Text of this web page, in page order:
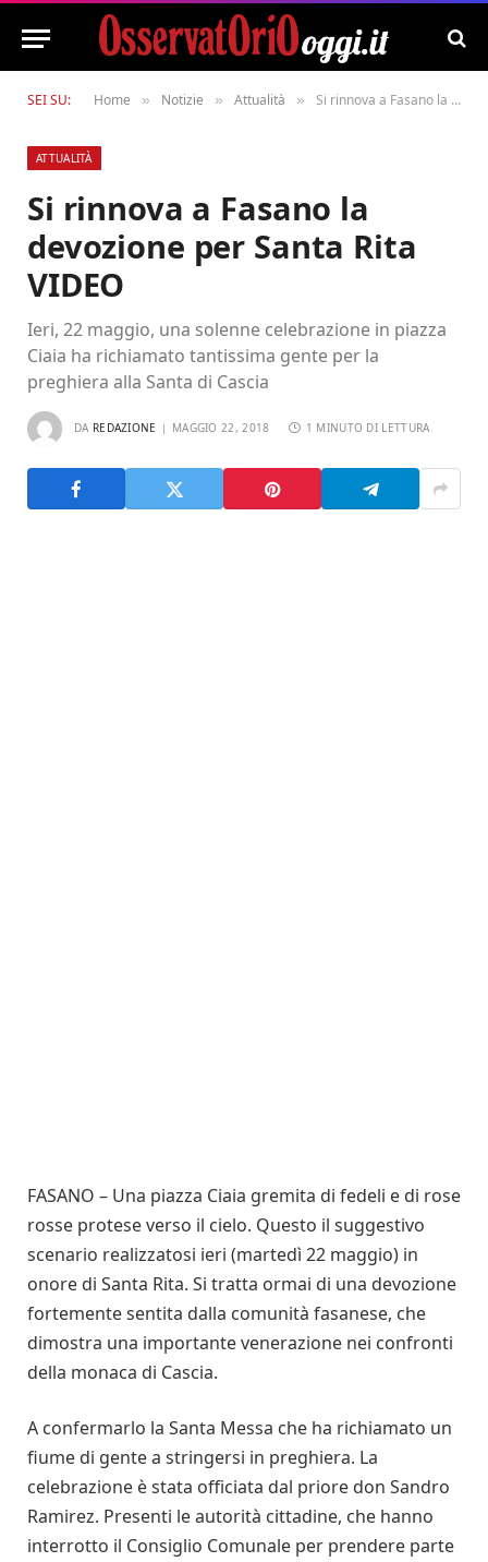
SEI SU: Home » Notizie » Attualità » Si rinnova a Fasano la devozione per Santa Rita VIDEO
ATTUALITÀ
Si rinnova a Fasano la
devozione per Santa Rita
VIDEO
Ieri, 22 maggio, una solenne celebrazione in piazza
Ciaia ha richiamato tantissima gente per la
preghiera alla Santa di Cascia
DA REDAZIONE MAGGIO 22, 2018 1 MINUTO DI LETTURA
FASANO – Una piazza Ciaia gremita di fedeli e di rose
rosse protese verso il cielo. Questo il suggestivo
scenario realizzatosi ieri (martedì 22 maggio) in
onore di Santa Rita. Si tratta ormai di una devozione
fortemente sentita dalla comunità fasanese, che
dimostra una importante venerazione nei confronti
della monaca di Cascia.
A confermarlo la Santa Messa che ha richiamato un
fiume di gente a stringersi in preghiera. La
celebrazione è stata officiata dal priore don Sandro
Ramirez. Presenti le autorità cittadine, che hanno
interrotto il Consiglio Comunale per prendere parte